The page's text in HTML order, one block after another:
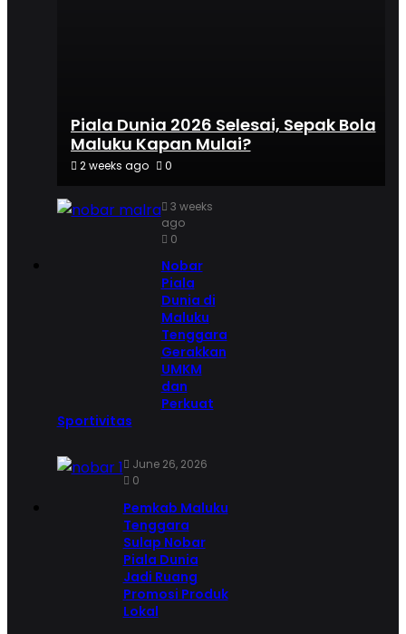
Piala Dunia 2026 Selesai, Sepak Bola
Maluku Kapan Mulai?
2 weeks ago 0
3 weeks
ago
0
Nobar
Piala
Dunia di
Maluku
Tenggara
Gerakkan
UMKM
dan
Perkuat
Sportivitas
June 26, 2026
0
Pemkab Maluku
Tenggara
Sulap Nobar
Piala Dunia
Jadi Ruang
Promosi Produk
Lokal